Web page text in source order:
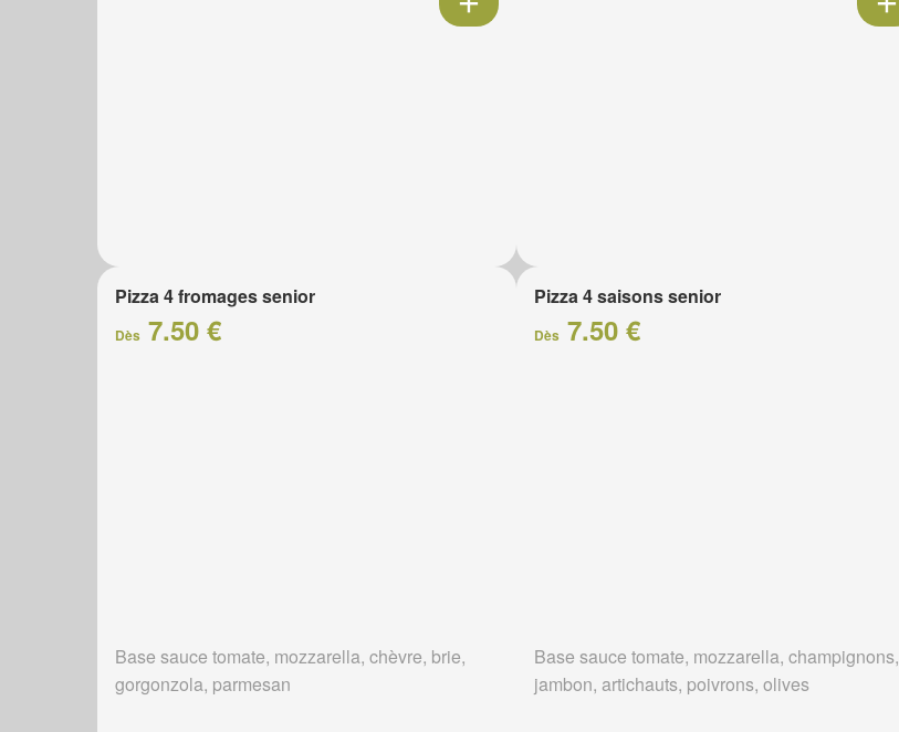
Pizza 4 fromages senior
Dès 7.50 €
Base sauce tomate, mozzarella, chèvre, brie,
gorgonzola, parmesan
Pizza 4 saisons senior
Dès 7.50 €
Base sauce tomate, mozzarella, champignons,
jambon, artichauts, poivrons, olives